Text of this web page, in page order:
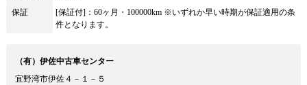
保証
[保証付]：60ヶ月・100000km ※いずれか早い時期が保証適用の条
件となります。
（有）伊佐中古車センター
宜野湾市伊佐４－１－５